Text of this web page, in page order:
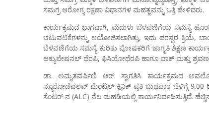
ಸಮಗ್ರ ಆರೋಗ್ಯ ರಕ್ಷಣಾ ವಿಧಾನಗಳ ಮಹತ್ವವನ್ನು ಒತ್ತಿ ಹೇಳಿದರು.
ಕಾರ್ಯಕ್ರಮದ ಭಾಗವಾಗಿ, ಮೆದುಳು ಬೆಳವಣಿಗೆಯ ಸಮಸ್ಯೆ
ಚಟುವಟಿಕೆಗಳನ್ನು ಆಯೋಜಿಸಲಾಗಿತ್ತು, ಇದು ಪರಸ್ಪರ ಕ್ರಿಯೆ,
ಬೆಳವಣಿಗೆಯ ಸಮಸ್ಯೆ ಕುರಿತು ಪೋಷಕರಿಗೆ ಜಾಗೃತಿ ಶಿಕ್ಷಣ
ಆಕ್ಯುಪೇಷನಲ್ ಥೆರಪಿ, ಫಿಸಿಯೋಥೆರಪಿ ಹಾಗೂ ವಾಕ್ ಮತ್ತು ಶ್ರವಣ
ಡಾ. ಅಮೃತವರ್ಷಿಣಿ ಆರ್. ಸ್ವಾಗತಿಸಿ ಕಾರ್ಯಕ್ರಮದ
ನ್ಯೂರೋಡೆವಲಪ್ ಮೆಂಟಲ್ ಕ್ಲಿನಿಕ್ ಪ್ರತಿ ಬುಧವಾರ ಬೆಳಿಗ್ಗೆ 9.00
ಸೆಂಟರ್ ನ (ALC) ನೆಲ ಮಹಡಿಯಲ್ಲಿ ಕಾರ್ಯನಿರ್ವಹಿಸುತ್ತಿದೆ.